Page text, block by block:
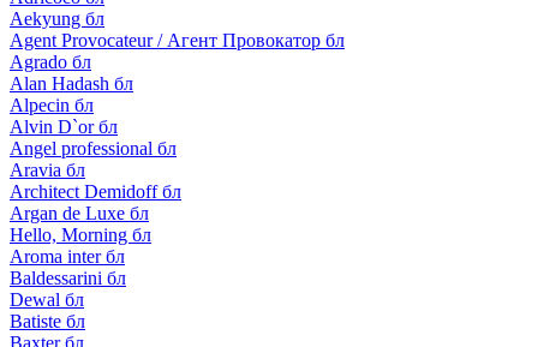
Aekyung бл
Agent Provocateur / Агент Провокатор бл
Agrado бл
Alan Hadash бл
Alpecin бл
Alvin D`or бл
Angel professional бл
Aravia бл
Architect Demidoff бл
Argan de Luxe бл
Hello, Morning бл
Aroma inter бл
Baldessarini бл
Dewal бл
Batiste бл
Baxter бл